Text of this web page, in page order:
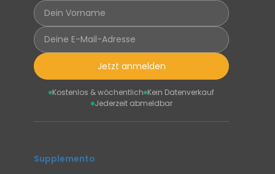
Jetzt anmelden
Kostenlos & wöchentlich Kein Datenverkauf
Jederzeit abmeldbar
Supplemento